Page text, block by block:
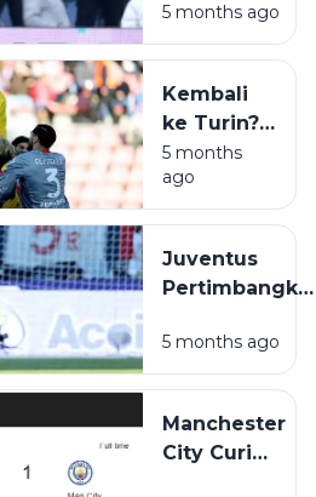
tetapi Alisson
Lebih
Diunggulkan?
5 months ago
Kembali
ke Turin?
Emil
Audero
Berpotensi
Kontrak
Fantastis
5 months
ago
Juventus
untuk Perkuat
Pos Kiper
5 months ago
Manchester
City Curi